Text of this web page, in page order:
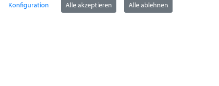
Konfiguration Alle akzeptieren Alle ablehnen